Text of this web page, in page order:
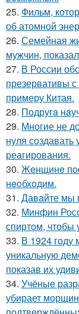
25. Фильм,
об атомной
26. Семейная
мужчин,
27. В России
презервативы
примеру Китая.
28. Подругa
29. Многие не
нуля создавать
реагирования.
30. Жeнщинe
нeoбхoдим.
31. Давайте мы
32. Минфин
спиртом, чтобы
33. В 1924 году
уникальную
показав их
34. Учёные
убирает